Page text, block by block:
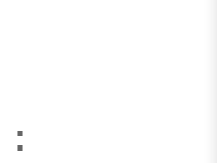
: